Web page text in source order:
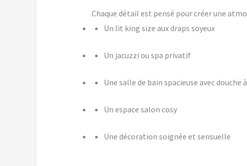
Chaque détail est pensé pour créer une
Un lit king size aux draps soyeux
Un jacuzzi ou spa privatif
Une salle de bain spacieuse avec douche
Un espace salon cosy
Une décoration soignée et sensuelle